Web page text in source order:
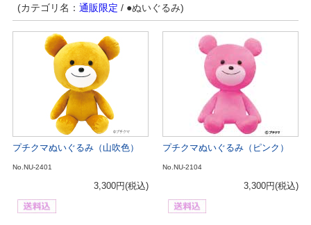
(カテゴリ名： 通販限定 / ●ぬいぐるみ)
プチクマぬいぐるみ（山吹色）
No.NU-2401
3,300円(税込)
プチクマぬいぐるみ（ピンク）
No.NU-2104
3,300円(税込)